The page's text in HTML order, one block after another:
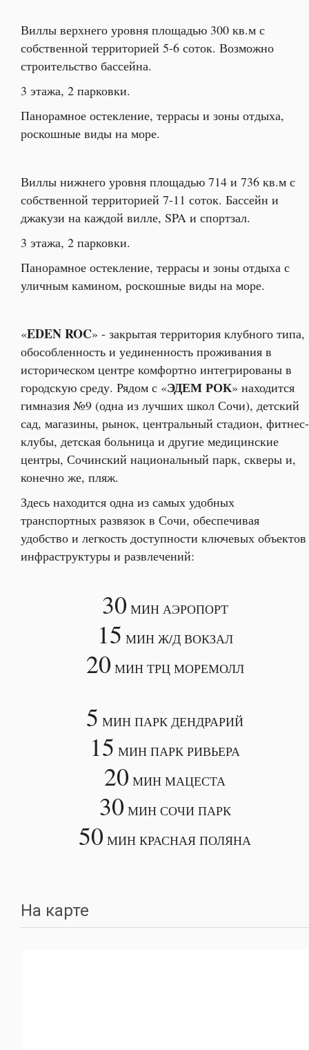
Виллы верхнего уровня площадью 300 кв.м с
собственной территорией 5-6 соток. Возможно
строительство бассейна.
3 этажа, 2 парковки.
Панорамное остекление, террасы и зоны отдыха,
роскошные виды на море.
Виллы нижнего уровня площадью 714 и 736 кв.м с
собственной территорией 7-11 соток. Бассейн и
джакузи на каждой вилле, SPA и спортзал.
3 этажа, 2 парковки.
Панорамное остекление, террасы и зоны отдыха с
уличным камином, роскошные виды на море.
«EDEN ROC» - закрытая территория клубного типа,
обособленность и уединенность проживания в
историческом центре комфортно интегрированы в
городскую среду. Рядом с «ЭДЕМ РОК» находится
гимназия №9 (одна из лучших школ Сочи), детский
сад, магазины, рынок, центральный стадион, фитнес-
клубы, детская больница и другие медицинские
центры, Сочинский национальный парк, скверы и,
конечно же, пляж.
Здесь находится одна из самых удобных
транспортных развязок в Сочи, обеспечивая
удобство и легкость доступности ключевых объектов
инфраструктуры и развлечений:
30 МИН АЭРОПОРТ
15 МИН Ж/Д ВОКЗАЛ
20 МИН ТРЦ МОРЕМОЛЛ
5 МИН ПАРК ДЕНДРАРИЙ
15 МИН ПАРК РИВЬЕРА
20 МИН МАЦЕСТА
30 МИН СОЧИ ПАРК
50 МИН КРАСНАЯ ПОЛЯНА
На карте